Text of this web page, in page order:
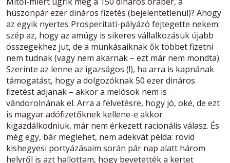
húszonpár ezer dináros fizetés (bejelentetlenül)? Ahogy
az egyik nyertes Prosperitati-pályázó fejtegette nekem:
szép az, hogy az amúgy is sikeres vállalkozásuk újabb
összegekhez jut, de a munkásaiknak ők többet fizetni
nem tudnak (vagy nem akarnak – ezt már nem mondta).
Szerinte az lenne az igazságos (!), ha arra is kapnának
támogatást, hogy a dolgozóknak 50 ezer dináros
fizetést adjanak – akkor a melósok nem is
vándorolnának el. Arra a felvetésre, hogy jó, oké, de ezt
is magyar adófizetőknek kellene-e akkor
kigazdálkodniuk, már nem érkezett racionális válasz. És
még egy, bár meglehet, nem adekvát példa: rövid
kishegyesi portyázásaim során pár nap alatt három
helyről is azt hallottam, hogy bevetették a kertet